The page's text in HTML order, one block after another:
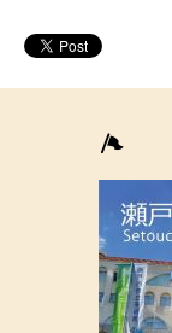
リ
＞